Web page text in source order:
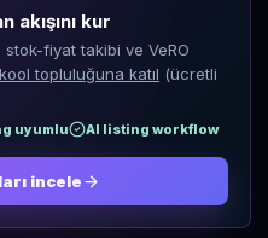
kur
stok-fiyat takibi ve VeRO
topluluğuna katıl (ücretli
uyumlu AI listing workflow
incele